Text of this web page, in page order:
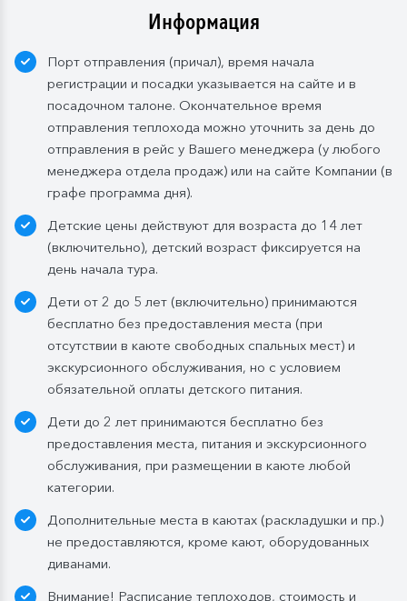
тариф предусмотрен по умолчанию.
элементами шведского стола. Включены напитки
без ограничения: вода, сок, чай, кофе. В рейсах до
4-х дней при ранней высадке в день прибытия
завтрак континентальный;
заказная система питания, выбор блюд со 2-
го дня круиза. Включены напитки без ограничения:
Ужин:
заказная система питания, выбор блюд со 2-
напиток (1 стакан, 200 мл). На выбор: вино красное /
белое / игристое (1 бокал, 125 мл) / водка (1
Бутилированная вода в каюте:
Каюты класса «Люкс» и «Полулюкс»:
ежедневное пополнение — 1 бутылка (0,5 л.) в день;
Стандартные каюты:
день посадки:
— в рейсах до 4 дней включительно: 1 бутылка (0,5
л.) при одноместном размещении, 1 бутылка (1,5 л.)
в 2- и 3-местном размещении;
— в рейсах от 5 дней до 10 дней включительно: 1
бутылка (1,5 л.);
Информация
Порт отправления (причал), время начала
регистрации и посадки указывается на сайте и в
посадочном талоне. Окончательное время
отправления теплохода можно уточнить за день до
отправления в рейс у Вашего менеджера (у любого
менеджера отдела продаж) или на сайте Компании (в
графе программа дня).
Детские цены действуют для возраста до 14 лет
(включительно), детский возраст фиксируется на
день начала тура.
Дети от 2 до 5 лет (включительно) принимаются
бесплатно без предоставления места (при
отсутствии в каюте свободных спальных мест) и
экскурсионного обслуживания, но с условием
обязательной оплаты детского питания.
Дети до 2 лет принимаются бесплатно без
предоставления места, питания и экскурсионного
обслуживания, при размещении в каюте любой
категории.
Дополнительные места в каютах (раскладушки и пр.)
не предоставляются, кроме кают, оборудованных
диванами.
Внимание! Расписание теплоходов, стоимость и